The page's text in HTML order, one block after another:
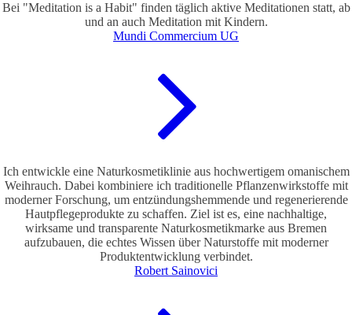
Bei "Meditation is a Habit" finden täglich aktive Meditationen statt, ab
und an auch Meditation mit Kindern.
Mundi Commercium UG
Ich entwickle eine Naturkosmetiklinie aus hochwertigem omanischem
Weihrauch. Dabei kombiniere ich traditionelle Pflanzenwirkstoffe mit
moderner Forschung, um entzündungshemmende und regenerierende
Hautpflegeprodukte zu schaffen. Ziel ist es, eine nachhaltige,
wirksame und transparente Naturkosmetikmarke aus Bremen
aufzubauen, die echtes Wissen über Naturstoffe mit moderner
Produktentwicklung verbindet.
Robert Sainovici